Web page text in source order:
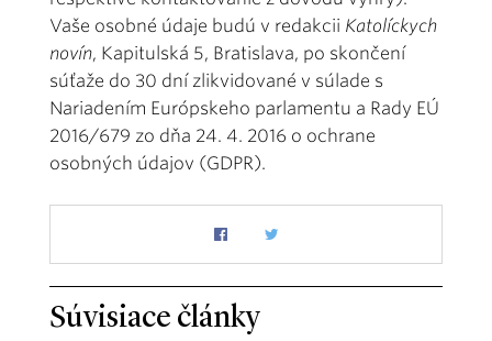
Vaše osobné údaje budú v redakcii Katolíckych
novín, Kapitulská 5, Bratislava, po skončení
súťaže do 30 dní zlikvidované v súlade s
Nariadením Európskeho parlamentu a Rady EÚ
2016/679 zo dňa 24. 4. 2016 o ochrane
osobných údajov (GDPR).
Súvisiace články